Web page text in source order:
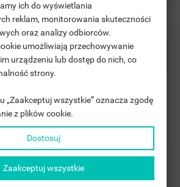
Artikeldetails
Bemerkungen
GP wysyłka24h
ŻYCZEŃ
SEIN, UM ARTIKEL IHRER
ZU KÖNNEN.
((LOGINTEXT))
ich do wyświetlania
reklam, monitorowania skuteczności
oraz analizy odbiorców.
umożliwiają przechowywanie
urządzeniu lub dostęp do nich, co
strony.
„Zaakceptuj wszystkie” oznacza zgodę
z plików cookie.
Dostosuj
Zaakceptuj wszystkie